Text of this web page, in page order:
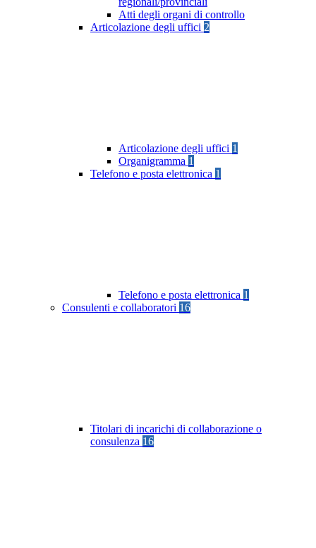
Atti degli organi di controllo
Articolazione degli uffici 2
Articolazione degli uffici 1
Organigramma 1
Telefono e posta elettronica 1
Telefono e posta elettronica 1
Consulenti e collaboratori 16
Titolari di incarichi di collaborazione o
consulenza 16